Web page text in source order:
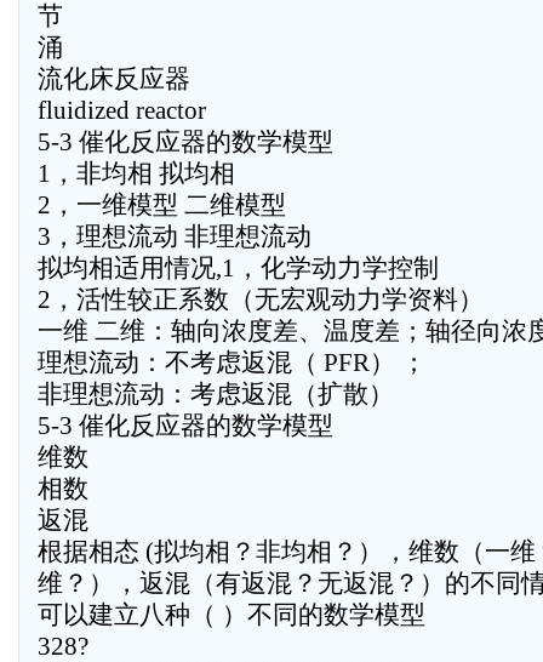
节
涌
流化床反应器
fluidized reactor
5-3 催化反应器的数学模型
1，非均相 拟均相
2，一维模型 二维模型
3，理想流动 非理想流动
拟均相适用情况,1，化学动力学控制
2，活性较正系数（无宏观动力学资料）
一维 二维：轴向浓度差、温度差；轴径向浓
理想流动：不考虑返混（ PFR） ；
非理想流动：考虑返混（扩散）
5-3 催化反应器的数学模型
维数
相数
返混
根据相态 (拟均相？非均相？），维数（一维
维？），返混（有返混？无返混？）的不同
可以建立八种（ ）不同的数学模型
328?